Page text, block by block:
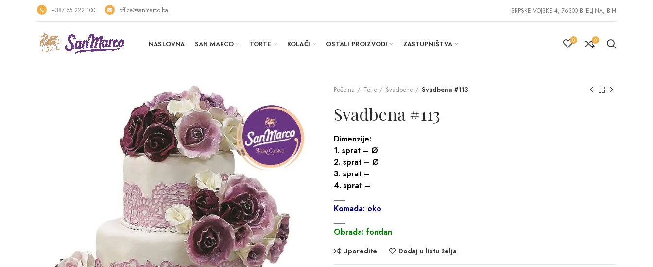
+387 55 222 100 office@sanmarco.ba SRPSKE VOJSKE 4, 76300 BIJELJINA, BiH
NASLOVNA SAN MARCO TORTE KOLAČI OSTALI PROIZVODI ZASTUPNIŠTVA 0 0
Početna Torte Svadbene Svadbena #113
Svadbena #113
Dimenzije:
1. sprat – Ø
2. sprat – Ø
3. sprat –
4. sprat –
___
Komada: oko
Obrada: fondan
Uporedite Dodaj u listu želja